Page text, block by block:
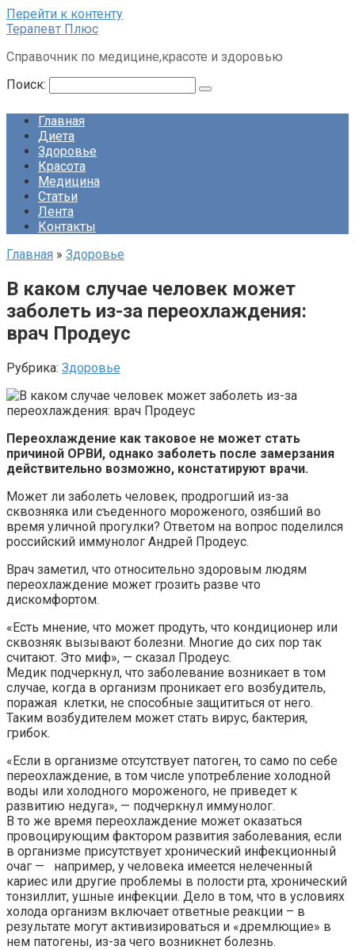
Перейти к контенту
Терапевт Плюс
Справочник по медицине,красоте и здоровью
Поиск:
Главная
Диета
Здоровье
Красота
Медицина
Статьи
Лента
Контакты
Главная » Здоровье
В каком случае человек может
заболеть из-за переохлаждения:
врач Продеус
Рубрика: Здоровье
Переохлаждение как таковое не может стать
причиной ОРВИ, однако заболеть после замерзания
действительно возможно, констатируют врачи.
Может ли заболеть человек, продрогший из-за
сквозняка или съеденного мороженого, озябший во
время уличной прогулки? Ответом на вопрос поделился
российский иммунолог Андрей Продеус.
Врач заметил, что относительно здоровым людям
переохлаждение может грозить разве что
дискомфортом.
«Есть мнение, что может продуть, что кондиционер или
сквозняк вызывают болезни. Многие до сих пор так
считают. Это миф», — сказал Продеус.
Медик подчеркнул, что заболевание возникает в том
случае, когда в организм проникает его возбудитель,
поражая клетки, не способные защититься от него.
Таким возбудителем может стать вирус, бактерия,
грибок.
«Если в организме отсутствует патоген, то само по себе
переохлаждение, в том числе употребление холодной
воды или холодного мороженого, не приведет к
развитию недуга», — подчеркнул иммунолог.
В то же время переохлаждение может оказаться
провоцирующим фактором развития заболевания, если
в организме присутствует хронический инфекционный
очаг — например, у человека имеется нелеченный
кариес или другие проблемы в полости рта, хронический
тонзиллит, ушные инфекции. Дело в том, что в условиях
холода организм включает ответные реакции – в
результате могут активизироваться и «дремлющие» в
нем патогены, из-за чего возникнет болезнь.